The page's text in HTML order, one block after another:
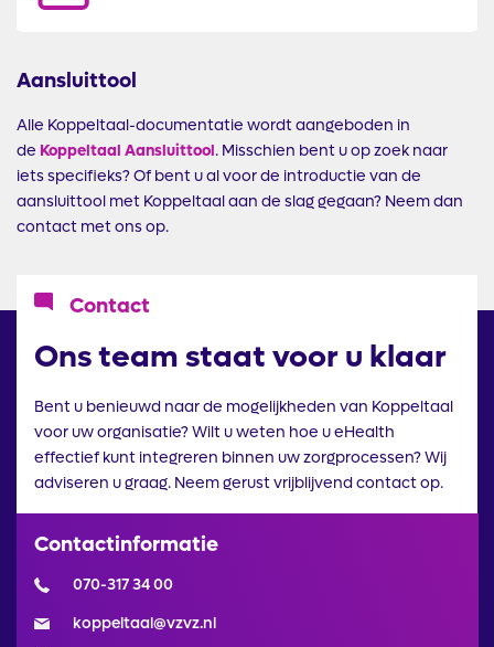
Aansluittool
Alle Koppeltaal-documentatie wordt aangeboden in
de Koppeltaal Aansluittool. Misschien bent u op zoek naar
iets specifieks? Of bent u al voor de introductie van de
aansluittool met Koppeltaal aan de slag gegaan? Neem dan
contact met ons op.
IcoonContact
Ons team staat voor u klaar
Bent u benieuwd naar de mogelijkheden van Koppeltaal
voor uw organisatie? Wilt u weten hoe u eHealth
effectief kunt integreren binnen uw zorgprocessen? Wij
adviseren u graag. Neem gerust vrijblijvend contact op.
Contactinformatie
070-317 34 00
koppeltaal@vzvz.nl